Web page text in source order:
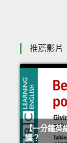
推薦影片
【一分鐘英
議？